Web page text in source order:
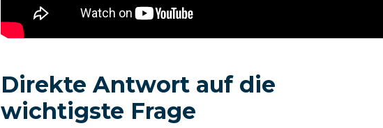
Direkte Antwort auf die
wichtigste Frage